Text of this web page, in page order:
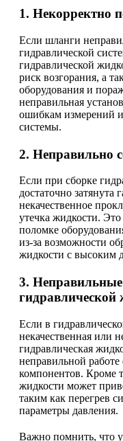
1. Некорректно
Если шланги
гидравлической
гидравлической
риск возгорания, а
оборудования и
неправильная
ошибкам измерений
системы.
2. Неправильно
Если при сборке
достаточно затянута
некачественное
утечка жидкости.
поломке
из-за возможности
жидкости с высоким
3.
гидравлической
Если в
некачественная или
гидравлическая
неправильной
компонентов. Кроме
жидкости может
таким как перегрев
параметры давления.
Важно помнить, что